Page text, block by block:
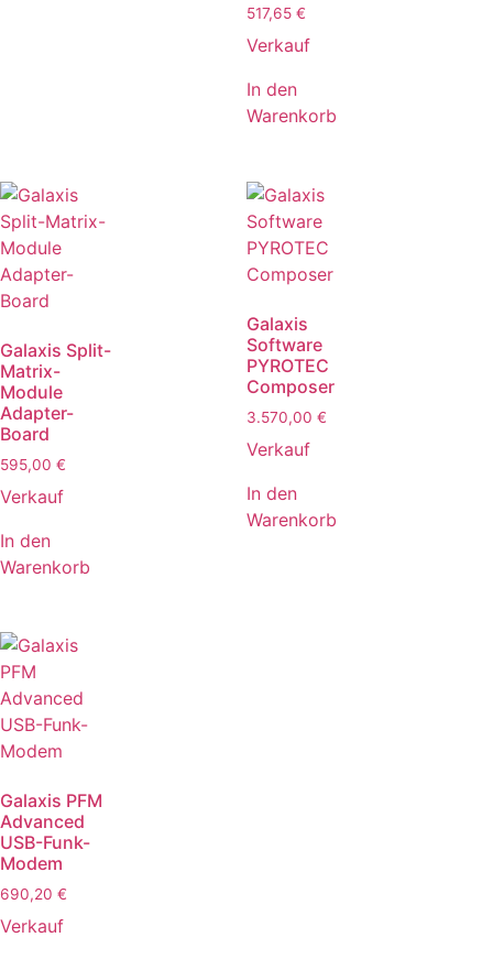
517,65 €
Verkauf
In den
Warenkorb
Galaxis Split-
Matrix-
Module
Adapter-
Board
595,00 €
Verkauf
In den
Warenkorb
Galaxis
Software
PYROTEC
Composer
3.570,00 €
Verkauf
In den
Warenkorb
Galaxis PFM
Advanced
USB-Funk-
Modem
690,20 €
Verkauf